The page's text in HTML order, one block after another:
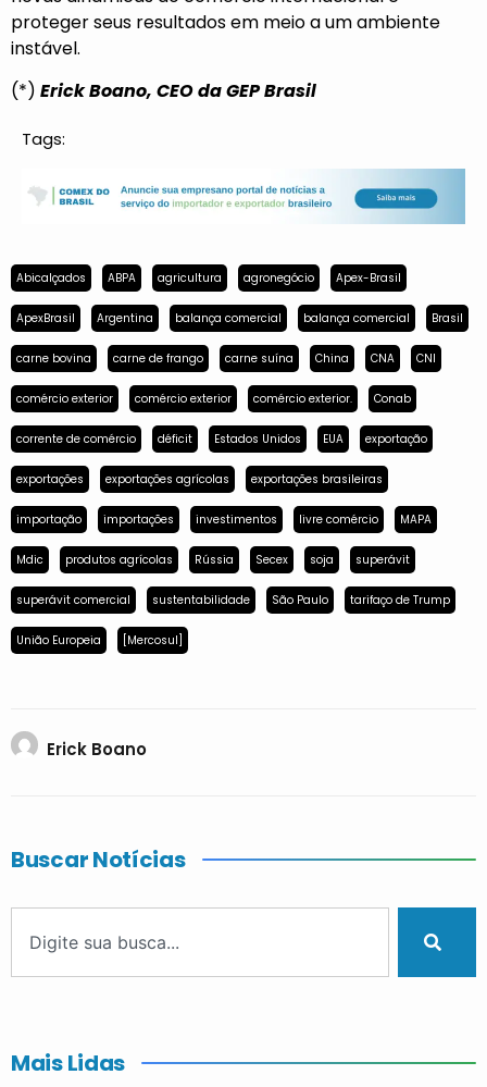
proteger seus resultados em meio a um ambiente
instável.
(*) Erick Boano, CEO da GEP Brasil
Tags:
Abicalçados ABPA agricultura agronegócio Apex-Brasil
ApexBrasil Argentina balança comercial balança comercial Brasil
carne bovina carne de frango carne suína China CNA CNI
comércio exterior comércio exterior comércio exterior. Conab
corrente de comércio déficit Estados Unidos EUA exportação
exportações exportações agrícolas exportações brasileiras
importação importações investimentos livre comércio MAPA
Mdic produtos agrícolas Rússia Secex soja superávit
superávit comercial sustentabilidade São Paulo tarifaço de Trump
União Europeia [Mercosul]
Erick Boano
Buscar Notícias
Mais Lidas